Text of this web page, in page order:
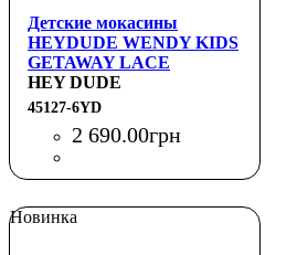
Детские мокасины
HEYDUDE WENDY KIDS
GETAWAY LACE
HEY DUDE
45127-6YD
2 690.00грн
Новинка